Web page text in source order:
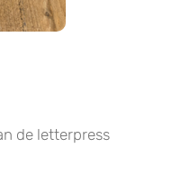
de letterpress